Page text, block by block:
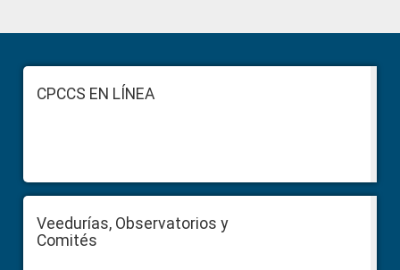
Sidebar
FooterCPCCS EN LÍNEA
Veedurías, Observatorios y
Comités